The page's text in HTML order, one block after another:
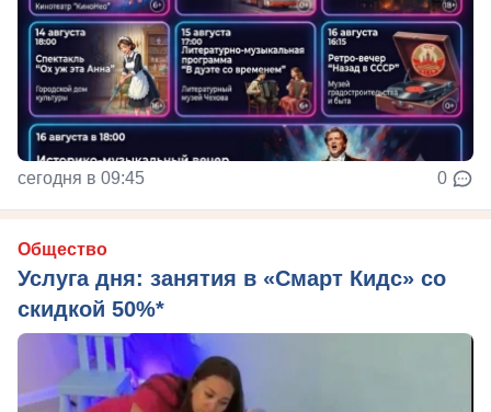
сегодня в 09:45 0
Общество
Услуга дня: занятия в «Смарт Кидс» со
скидкой 50%*